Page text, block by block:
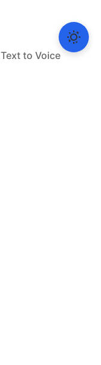
Text to Voice